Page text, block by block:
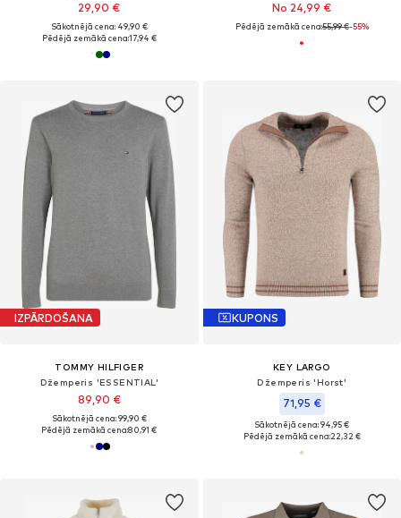
29,90 €
Sākotnējā cena: 49,90 €
Pēdējā zemākā cena:17,94 €
No 24,99 €
Pēdējā zemākā cena:55,99 €-55%
IZPĀRDOŠANA
TOMMY HILFIGER
Džemperis 'ESSENTIAL'
89,90 €
Sākotnējā cena: 99,90 €
Pēdējā zemākā cena:80,91 €
KUPONS
KEY LARGO
Džemperis 'Horst'
71,95 €
Sākotnējā cena: 94,95 €
Pēdējā zemākā cena:22,32 €